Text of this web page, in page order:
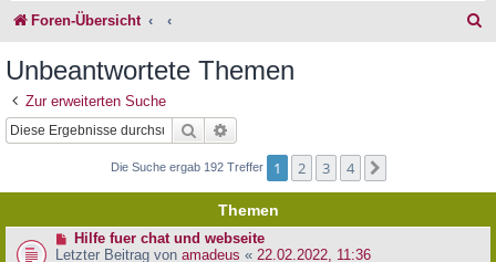
Foren-Übersicht
Unbeantwortete Themen
Zur erweiterten Suche
Suche
Die Suche ergab 192 Treffer 1 2 3 4
Themen
N
e
Hilfe fuer chat und webseite
Letzter Beitrag von amadeus « 22.02.2022, 11:36